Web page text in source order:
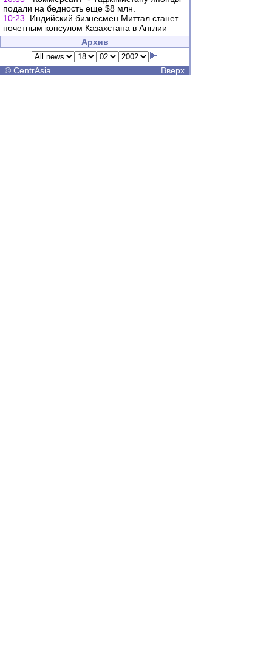
подали на бедность еще $8 млн.
10:23
Индийский бизнесмен Миттал станет
почетным консулом Казахстана в Англии
Архив
© CentrAsia Вверх